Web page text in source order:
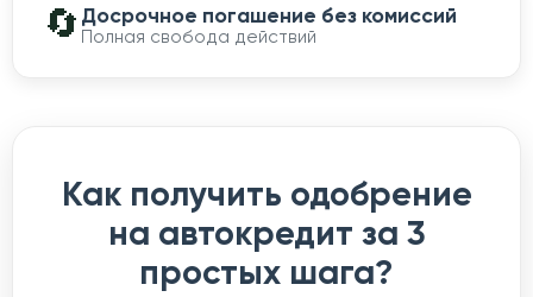
🔄 Досрочное погашение без комиссий
Полная свобода действий
Как получить одобрение
на автокредит за 3
простых шага?